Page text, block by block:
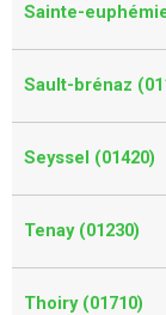
Sainte-
Sault-brénaz
Seyssel (01420)
Tenay (01230)
Thoiry (01710)